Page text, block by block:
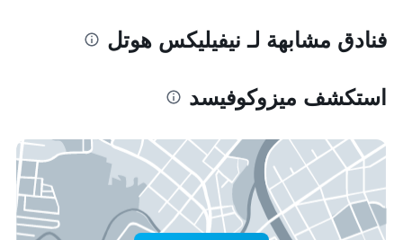
فنادق مشابهة لـ نيفيليكس هوتل
استكشف ميزوكوفيسد